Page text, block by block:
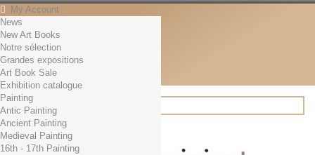
My Account
Contact
English
English
Français
News
Search
News
New Art Books
Notre sélection
Grandes expositions
Art Book Sale
Exhibition catalogue
Painting
Antic Painting
Ancient Painting
Medieval Painting
16th - 17th Painting